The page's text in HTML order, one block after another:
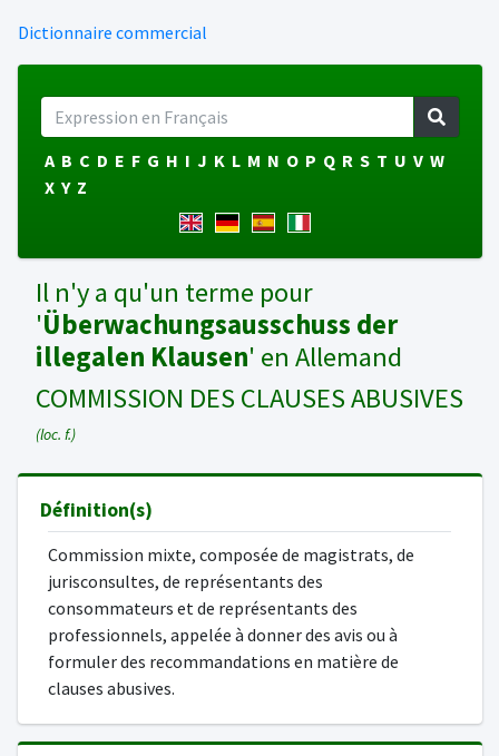
Dictionnaire commercial
A B C D E F G H I J K L M N O P Q R S T U V W
X Y Z
Il n'y a qu'un terme pour
'Überwachungsausschuss der
illegalen Klausen' en Allemand
COMMISSION DES CLAUSES ABUSIVES
(loc. f.)
Définition(s)
Commission mixte, composée de magistrats, de
jurisconsultes, de représentants des
consommateurs et de représentants des
professionnels, appelée à donner des avis ou à
formuler des recommandations en matière de
clauses abusives.